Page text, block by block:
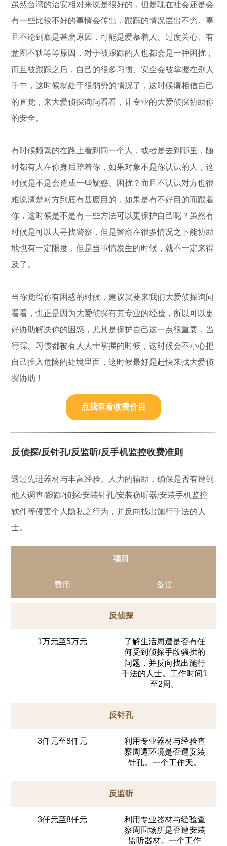
虽然台湾的治安相对来说是很好的，但是现在社会还是会
有一些比较不好的事情会传出，跟踪的情况层出不穷。辜
且不论到底是甚麽原因，可能是爱慕着人、过度关心、有
意图不轨等等原因，对于被跟踪的人也都会是一种困扰，
而且被跟踪之后，自己的很多习惯、安全会被掌握在别人
手中，这时候就处于很弱势的情况了，这时候请相信自己
的直觉，来大爱侦探询问看看，让专业的大爱侦探协助你
的安全。
有时候频繁的在路上看到同一个人，或者是去到哪里，随
时都有人在你身后陪着你，如果对象不是你认识的人，这
时候是不是会造成一些疑惑、困扰？而且不认识对方也很
难说清楚对方到底有甚麽目的，如果是有不好目的而跟着
你，这时候是不是有一些方法可以更保护自己呢？虽然有
时候是可以去寻找警察，但是警察在很多情况之下能协助
地也有一定限度，但是当事情发生的时候，就不一定来得
及了。
当你觉得你有困惑的时候，建议就要来我们大爱侦探询问
看看，也正是因为大爱侦探有其专业的经验，所以可以更
好协助解决你的困惑，尤其是保护自己这一点很重要，当
行踪、习惯都被有人人士掌握的时候，这时候会不小心把
自己推入危险的处境里面，这时候最好是赶快来找大爱侦
探协助！
点我查看收费价目
反侦探/反针孔/反监听/反手机监控收费准则
透过先进器材与丰富经验、人力的辅助，确保是否有遭到
他人调查/跟踪/侦探/安装针孔/安装窃听器/安装手机监控
软件等侵害个人隐私之行为，并反向找出施行手法的人
士。
项目
费用 备注
反侦探
1万元至5万元
了解生活周遭是否有任
何受到侦探手段骚扰的
问题，并反向找出施行
手法的人士。工作时间1
至2周。
反针孔
3仟元至8仟元
利用专业器材与经验查
察周遭环境是否遭安装
针孔。一个工作天。
反监听
3仟元至8仟元
利用专业器材与经验查
察周围场所是否遭安装
监听器材。一个工作